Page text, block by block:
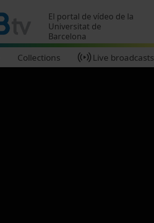
El portal de vídeo de la
Universitat de
Barcelona
Collections Live broadcasts